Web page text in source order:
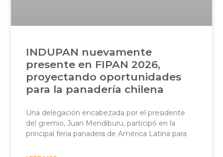
INDUPAN nuevamente
presente en FIPAN 2026,
proyectando oportunidades
para la panadería chilena
Una delegación encabezada por el presidente
del gremio, Juan Mendiburu, participó en la
principal feria panadera de América Latina para